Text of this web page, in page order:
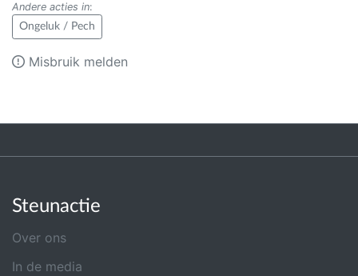
Andere acties in:
Ongeluk / Pech
Misbruik melden
Steunactie
Over ons
In de media